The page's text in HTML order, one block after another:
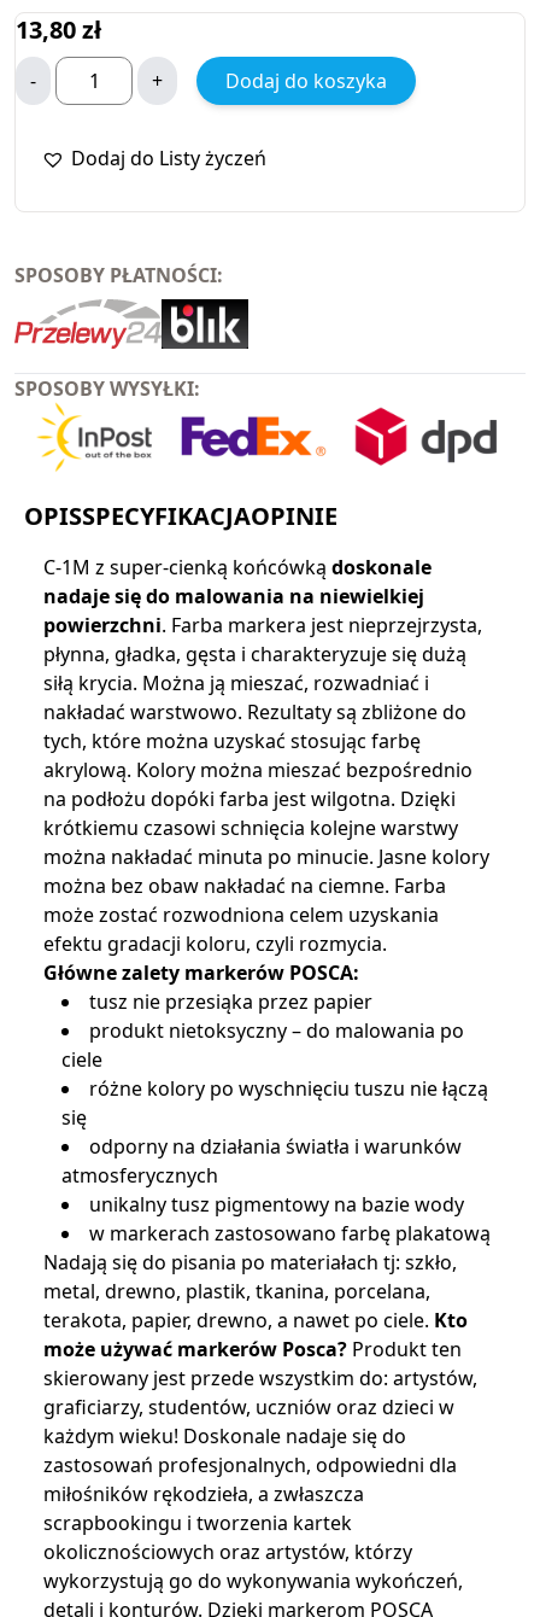
13,80zł
- + Dodaj do koszyka
Dodaj do Listy życzeń
SPOSOBY PŁATNOŚCI:
SPOSOBY WYSYŁKI:
OPISSPECYFIKACJAOPINIE
C-1M z super-cienką końcówką doskonale
nadaje się do malowania na niewielkiej
powierzchni. Farba markera jest nieprzejrzysta,
płynna, gładka, gęsta i charakteryzuje się dużą
siłą krycia. Można ją mieszać, rozwadniać i
nakładać warstwowo. Rezultaty są zbliżone do
tych, które można uzyskać stosując farbę
akrylową. Kolory można mieszać bezpośrednio
na podłożu dopóki farba jest wilgotna. Dzięki
krótkiemu czasowi schnięcia kolejne warstwy
można nakładać minuta po minucie. Jasne kolory
można bez obaw nakładać na ciemne. Farba
może zostać rozwodniona celem uzyskania
efektu gradacji koloru, czyli rozmycia.
Główne zalety markerów POSCA:
tusz nie przesiąka przez papier
produkt nietoksyczny – do malowania po
ciele
różne kolory po wyschnięciu tuszu nie łączą
się
odporny na działania światła i warunków
atmosferycznych
unikalny tusz pigmentowy na bazie wody
w markerach zastosowano farbę plakatową
Nadają się do pisania po materiałach tj: szkło,
metal, drewno, plastik, tkanina, porcelana,
terakota, papier, drewno, a nawet po ciele. Kto
może używać markerów Posca? Produkt ten
skierowany jest przede wszystkim do: artystów,
graficiarzy, studentów, uczniów oraz dzieci w
każdym wieku! Doskonale nadaje się do
zastosowań profesjonalnych, odpowiedni dla
miłośników rękodzieła, a zwłaszcza
scrapbookingu i tworzenia kartek
okolicznościowych oraz artystów, którzy
wykorzystują go do wykonywania wykończeń,
detali i konturów. Dzięki markerom POSCA